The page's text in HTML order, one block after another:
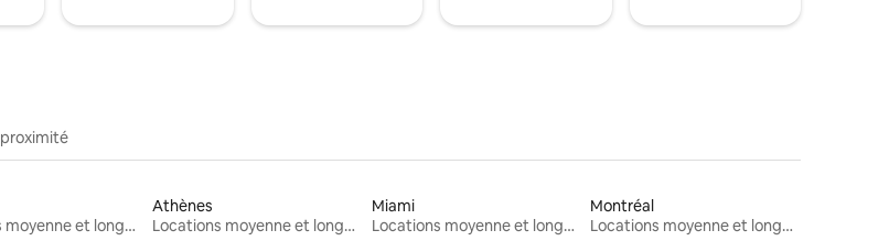
Locations moyenne et longue durée
Athènes
Locations moyenne et longue durée
Miami
Locations moyenne et longue durée
Montréal
Locations moyenne et longue durée